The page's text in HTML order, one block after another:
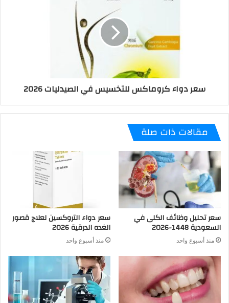
سعر دواء كروماكس للتخسيس في الصيدليات 2026
مقالات ذات صلة
سعر تحليل وظائف الكلى في
السعودية 1448-2026
منذ أسبوع واحد
سعر دواء التروكسين لعلاج قصور
الغده الدرقية 2026
منذ أسبوع واحد